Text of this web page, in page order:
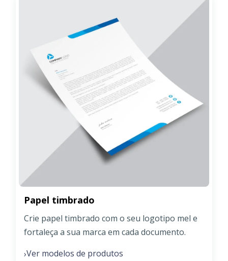
Papel timbrado
Crie papel timbrado com o seu logotipo mel e
fortaleça a sua marca em cada documento.
›Ver modelos de produtos